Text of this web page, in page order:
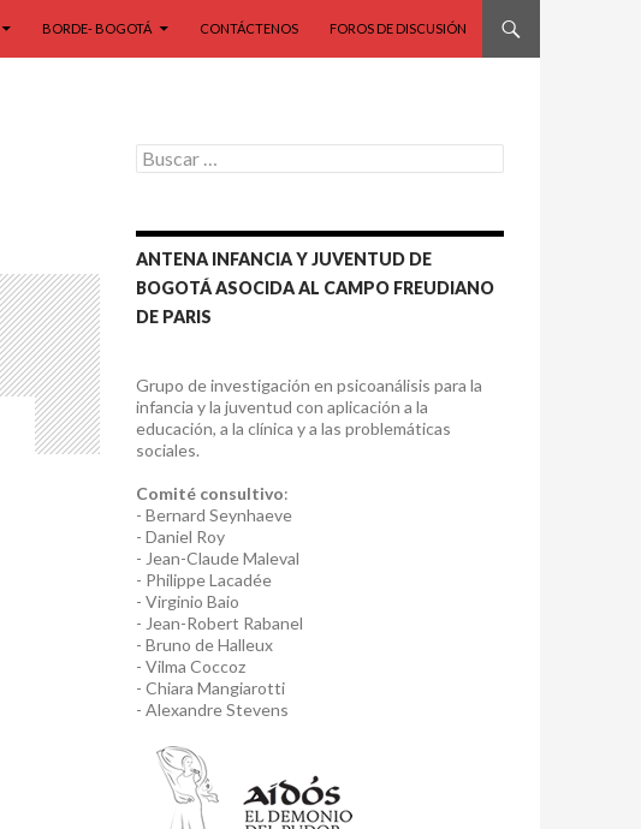
BORDE- BOGOTÁ CONTÁCTENOS FOROS DE DISCUSIÓN
Buscar:
ANTENA INFANCIA Y JUVENTUD DE
BOGOTÁ ASOCIDA AL CAMPO FREUDIANO
DE PARIS
Grupo de investigación en psicoanálisis para la
infancia y la juventud con aplicación a la
educación, a la clínica y a las problemáticas
sociales.
Comité consultivo:
- Bernard Seynhaeve
- Daniel Roy
- Jean-Claude Maleval
- Philippe Lacadée
- Virginio Baio
- Jean-Robert Rabanel
- Bruno de Halleux
- Vilma Coccoz
- Chiara Mangiarotti
- Alexandre Stevens